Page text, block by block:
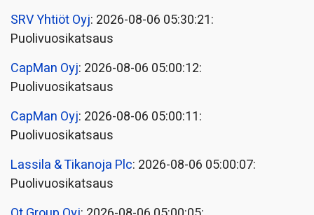
SRV Yhtiöt Oyj: 2026-08-06 05:30:21:
Puolivuosikatsaus
CapMan Oyj: 2026-08-06 05:00:12:
Puolivuosikatsaus
CapMan Oyj: 2026-08-06 05:00:11:
Puolivuosikatsaus
Lassila & Tikanoja Plc: 2026-08-06 05:00:07:
Puolivuosikatsaus